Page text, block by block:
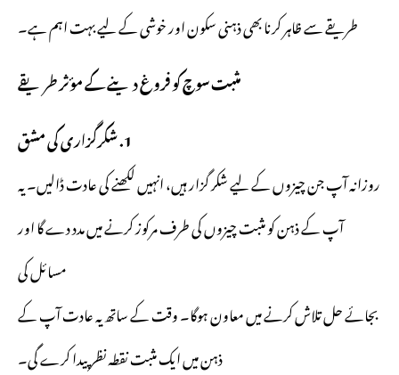
طریقے سے ظاہر کرنا بھی ذہنی سکون اور خوشی کے لیے بہت اہم ہے۔
مثبت سوچ کو فروغ دینے کے مؤثر طریقے
1. شکرگزاری کی مشق
روزانہ آپ جن چیزوں کے لیے شکر گزار ہیں، انہیں لکھنے کی عادت ڈالیں۔ یہ
آپ کے ذہن کو مثبت چیزوں کی طرف مرکوز کرنے میں مدد دے گا اور
مسائل کی
بجائے حل تلاش کرنے میں معاون ہوگا۔ وقت کے ساتھ یہ عادت آپ کے
ذہن میں ایک مثبت نقطہ نظر پیدا کرے گی۔